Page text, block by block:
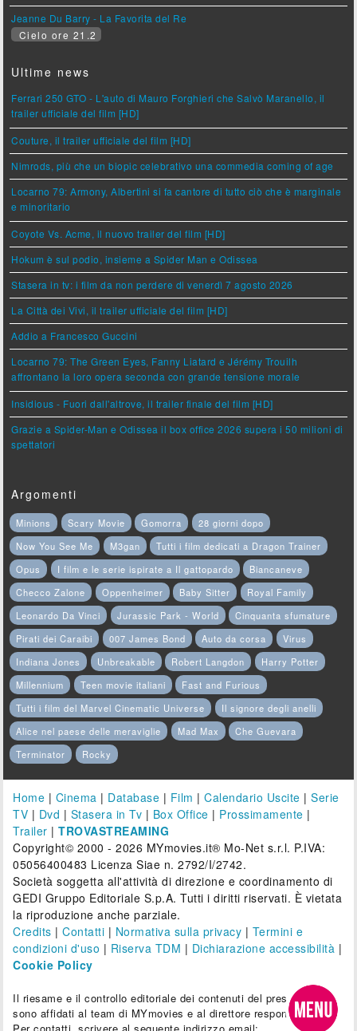
Jeanne Du Barry - La Favorita del Re
Cielo ore 21.2
Ultime news
Ferrari 250 GTO - L'auto di Mauro Forghieri che Salvò Maranello, il
trailer ufficiale del film [HD]
Couture, il trailer ufficiale del film [HD]
Nimrods, più che un biopic celebrativo una commedia coming of age
Locarno 79: Armony, Albertini si fa cantore di tutto ciò che è marginale
e minoritario
Coyote Vs. Acme, il nuovo trailer del film [HD]
Hokum è sul podio, insieme a Spider Man e Odissea
Stasera in tv: i film da non perdere di venerdì 7 agosto 2026
La Città dei Vivi, il trailer ufficiale del film [HD]
Addio a Francesco Guccini
Locarno 79: The Green Eyes, Fanny Liatard e Jérémy Trouilh
affrontano la loro opera seconda con grande tensione morale
Insidious - Fuori dall'altrove, il trailer finale del film [HD]
Grazie a Spider-Man e Odissea il box office 2026 supera i 50 milioni di
spettatori
Argomenti
Minions Scary Movie Gomorra
28 giorni dopo
Now You See Me
M3gan
Tutti i film dedicati a Dragon Trainer
Opus
I film e le serie ispirate a Il gattopardo
Biancaneve
Checco Zalone
Oppenheimer Baby Sitter
Royal Family
Leonardo Da Vinci
Jurassic Park - World
Cinquanta sfumature
Pirati dei Caraibi
007 James Bond Auto da corsa
Virus
Indiana Jones
Unbreakable Robert Langdon
Harry Potter
Millennium
Teen movie italiani
Fast and Furious
Tutti i film del Marvel Cinematic Universe
Il signore degli anelli
Alice nel paese delle meraviglie
Mad Max
Che Guevara
Terminator
Rocky
Home | Cinema | Database | Film |Calendario Uscite |Serie
TV | Dvd | Stasera in Tv | Box Office | Prossimamente |
Trailer |TROVASTREAMING
Copyright© 2000 - 2026 MYmovies.it® Mo-Net s.r.l. P.IVA:
05056400483 Licenza Siae n. 2792/I/2742.
Società soggetta all'attività di direzione e coordinamento di
GEDI Gruppo Editoriale S.p.A. Tutti i diritti riservati. È vietata
la riproduzione anche parziale.
Credits |Contatti | Normativa sulla privacy | Termini e
condizioni d'uso | Riserva TDM | Dichiarazione accessibilità |
Cookie Policy
Il riesame e il controllo editoriale dei contenuti del presente sito
sono affidati al team di MYmovies e al direttore responsabile.